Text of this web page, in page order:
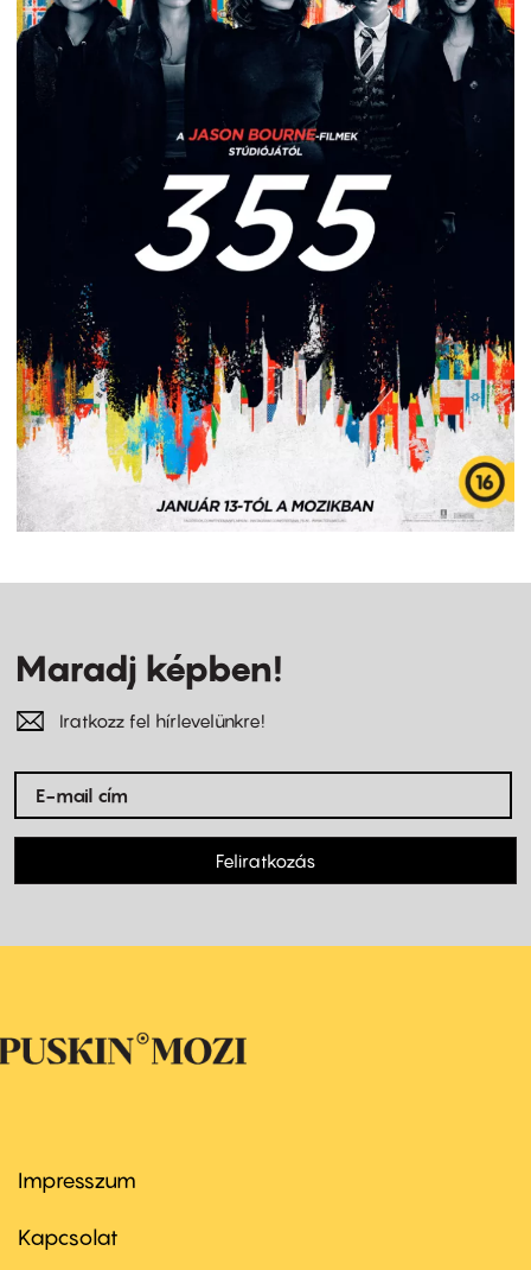
Maradj képben!
Iratkozz fel hírlevelünkre!
Feliratkozás
Footer
first
Impresszum
Kapcsolat